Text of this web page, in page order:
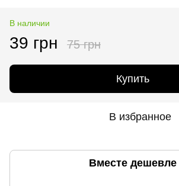
В наличии
39 грн 75 грн
Купить
В избранное
Вместе дешевле